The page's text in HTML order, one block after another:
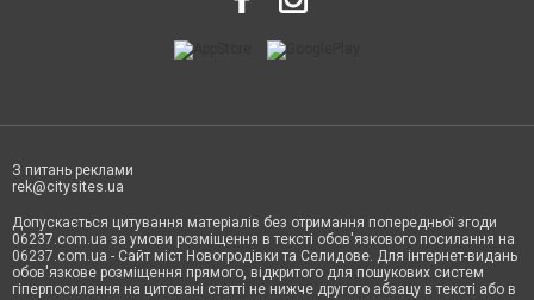
З питань реклами
rek@citysites.ua
Допускається цитування матеріалів без отримання попередньої згоди
06237.com.ua за умови розміщення в тексті обов'язкового посилання на
06237.com.ua - Сайт міст Новогродівки та Селидове. Для інтернет-видань
обов'язкове розміщення прямого, відкритого для пошукових систем
гіперпосилання на цитовані статті не нижче другого абзацу в тексті або в